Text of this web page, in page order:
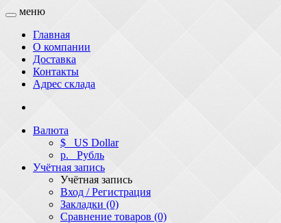
меню
Главная
О компании
Доставка
Контакты
Адрес склада
Валюта
$ US Dollar
р. Рубль
Учётная запись
Учётная запись
Вход / Регистрация
Закладки (0)
Сравнение товаров (0)